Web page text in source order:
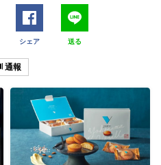
シェア 送る
通報